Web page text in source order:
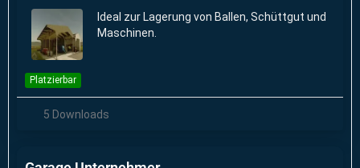
Ideal zur Lagerung von Ballen, Schüttgut und
Maschinen.
Platzierbar
5 Downloads